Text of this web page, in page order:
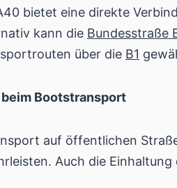
bietet eine direkte
kann die Bundesstraße
über die B1
Bootstransport
auf öffentlichen
Auch die Einhaltung